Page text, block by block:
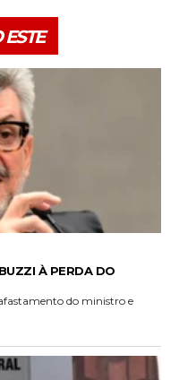
À PERDA DO
do ministro e